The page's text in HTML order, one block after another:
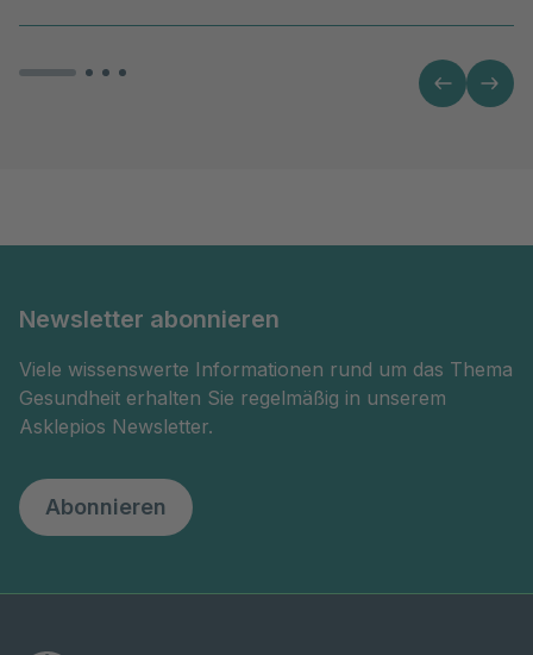
Newsletter abonnieren
Viele wissenswerte Informationen rund um das Thema
Gesundheit erhalten Sie regelmäßig in unserem
Asklepios Newsletter.
Abonnieren